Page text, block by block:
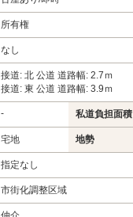
所有権
なし
接道: 北 公道 道路幅: 2.7ｍ
接道: 東 公道 道路幅: 3.9ｍ
- 私道負担面積
宅地 地勢
指定なし
市街化調整区域